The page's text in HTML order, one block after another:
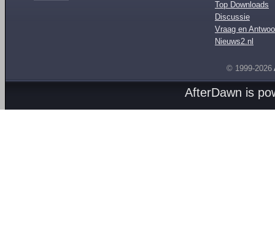
Top Downloads
Discussie
Vraag en
Nieuws2.nl
© 1999-2026
AfterDawn is